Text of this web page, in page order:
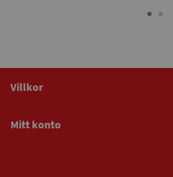
Villkor
Mitt konto